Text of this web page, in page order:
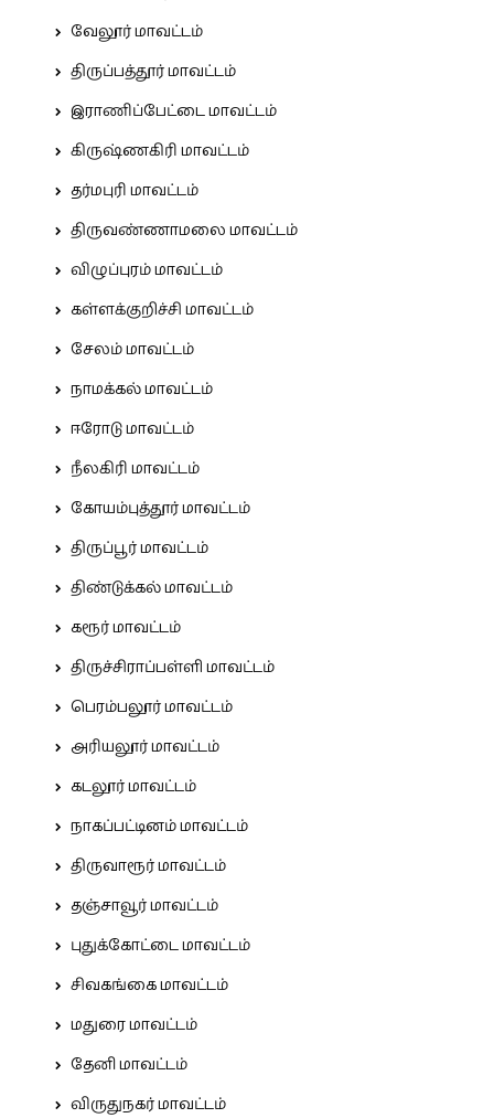
வேலூர் மாவட்டம்
திருப்பத்தூர் மாவட்டம்
இராணிப்பேட்டை மாவட்டம்
கிருஷ்ணகிரி மாவட்டம்
தர்மபுரி மாவட்டம்
திருவண்ணாமலை மாவட்டம்
விழுப்புரம் மாவட்டம்
கள்ளக்குறிச்சி மாவட்டம்
சேலம் மாவட்டம்
நாமக்கல் மாவட்டம்
ஈரோடு மாவட்டம்
நீலகிரி மாவட்டம்
கோயம்புத்தூர் மாவட்டம்
திருப்பூர் மாவட்டம்
திண்டுக்கல் மாவட்டம்
கரூர் மாவட்டம்
திருச்சிராப்பள்ளி மாவட்டம்
பெரம்பலூர் மாவட்டம்
அரியலூர் மாவட்டம்
கடலூர் மாவட்டம்
நாகப்பட்டினம் மாவட்டம்
திருவாரூர் மாவட்டம்
தஞ்சாவூர் மாவட்டம்
புதுக்கோட்டை மாவட்டம்
சிவகங்கை மாவட்டம்
மதுரை மாவட்டம்
தேனி மாவட்டம்
விருதுநகர் மாவட்டம்